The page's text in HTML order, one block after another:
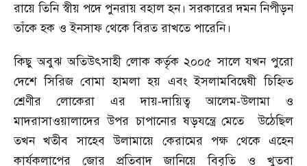
রায়ে তিনি স্বীয় পদে পুনরায় বহাল হন। সরকারের দমন নিপীড়ন
তাঁকে হক ও ইনসাফ থেকে বিরত রাখতে পারেনি।
কিছু অবুঝ অতিউৎসাহী লোক কর্তৃক ২০০৫ সালে যখন পুরো
দেশে সিরিজ বোমা হামলা হয় এবং ইসলামবিদ্বেষী চিহ্নিত
শ্রেণীর লোকেরা এর দায়-দায়িত্ব আলেম-উলামা ও
মাদরাসাওয়ালাদের উপর চাপানোর ষড়যন্ত্রে মেতে উঠেছিল
তখন খতীব সাহেব উলামায়ে কেরামের পক্ষ থেকে এহেন
কার্যকলাপের জোর প্রতিবাদ জানিয়ে বিবৃতি ও খুতবা